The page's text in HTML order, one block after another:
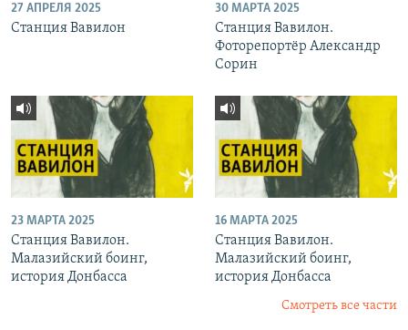
27 АПРЕЛЯ 2025
Станция Вавилон
30 МАРТА 2025
Станция Вавилон.
Фоторепортёр Александр
Сорин
23 МАРТА 2025
Станция Вавилон.
Малазийский боинг,
история Донбасса
16 МАРТА 2025
Станция Вавилон.
Малазийский боинг,
история Донбасса
Смотреть все части